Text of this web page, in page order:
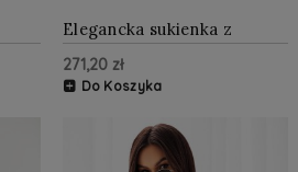
Elegancka sukienka z
kopertowym dekoltem
Zielona NU237-5
271,20 zł
Do Koszyka